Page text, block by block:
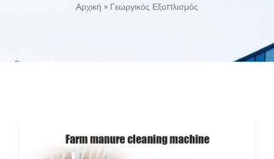
Αρχική » Γεωργικός Εξοπλισμός